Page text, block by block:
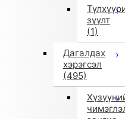
зүүлт
(1)
Дагалдах
хэрэгсэл
(495)
(Blue)